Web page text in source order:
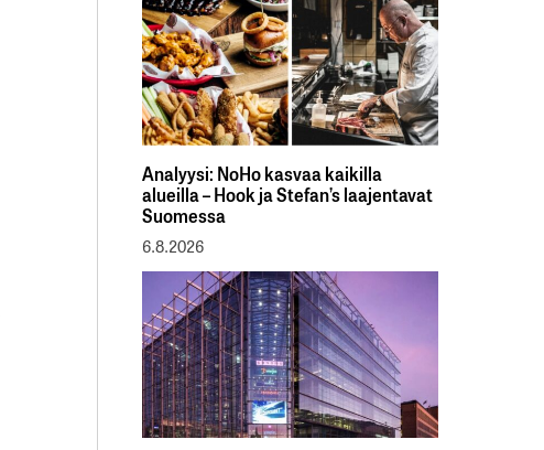
Analyysi: NoHo kasvaa kaikilla
alueilla – Hook ja Stefan’s laajentavat
Suomessa
6.8.2026